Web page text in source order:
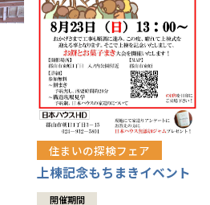
住まいの探検フェア
上棟記念もちまきイベント
開催期間